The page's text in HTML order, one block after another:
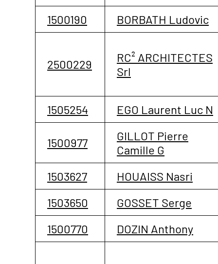
1500190 BORBATH Ludovic
2500229
RC² ARCHITECTES
Srl
1505254 EGO Laurent Luc N
1500977
GILLOT Pierre
Camille G
1503627
HOUAISS Nasri
1503650
GOSSET Serge
1500770
DOZIN Anthony